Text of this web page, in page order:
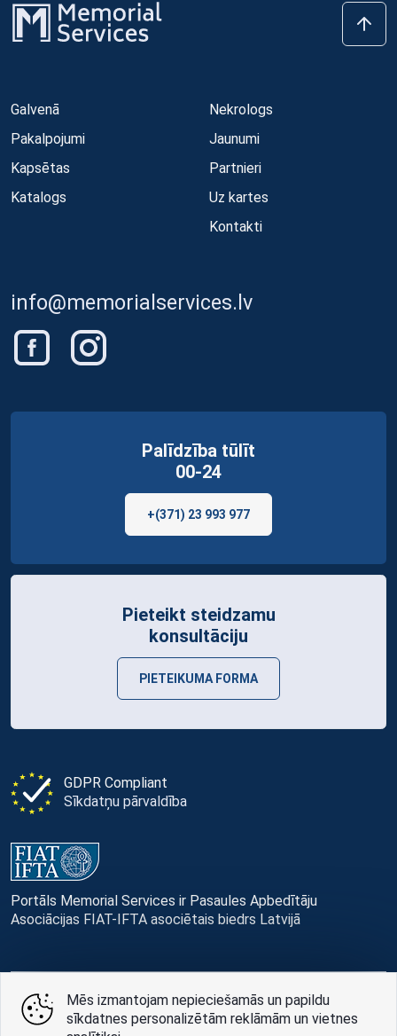
Galvenā
Pakalpojumi
Kapsētas
Katalogs
Nekrologs
Jaunumi
Partnieri
Uz kartes
Kontakti
info@memorialservices.lv
GDPR Compliant
Sīkdatņu pārvaldība
Portāls Memorial Services ir Pasaules Apbedītāju
Asociācijas FIAT-IFTA asociētais biedrs Latvijā
Palīdzība tūlīt
00-24
+(371) 23 993 977
Pieteikt steidzamu
konsultāciju
PIETEIKUMA FORMA
© Memorial Services, 2016 — 2026 pr3-g
Mēs izmantojam nepieciešamās un papildu
sīkdatnes personalizētām reklāmām un vietnes